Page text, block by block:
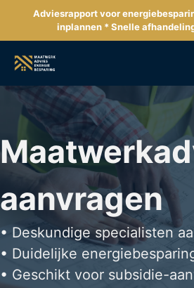
de
inhoud
Adviesrapport voor
inplannen * Snelle
aanvragen
• Deskundige specialisten
• Duidelijke
• Geschikt voor subsidie-